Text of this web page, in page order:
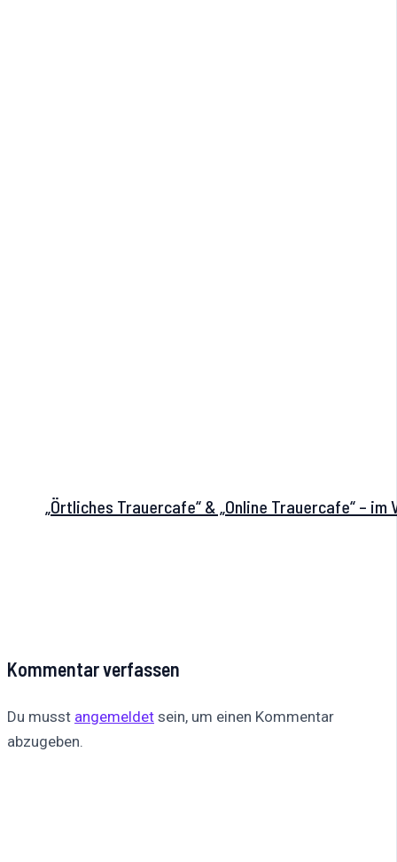
„Örtliches Trauercafe“ & „Online Trauercafe“ –
Kommentar verfassen
Du musst angemeldet sein, um einen Kommentar
abzugeben.